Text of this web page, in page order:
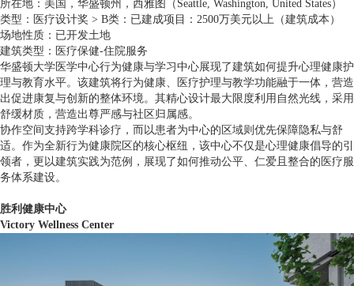
所在地：美国，华盛顿州，西雅图（Seattle, Washington, United States）
类型：医疗设计奖 > B类：已建成项目：2500万美元以上（建筑成本）
场地性质：已开发土地
建筑类型：医疗保健-住院服务
华盛顿大学医学中心行为健康与学习中心展现了建筑如何提升心理健康护
理与教育水平。该建筑将行为健康、医疗护理与教学功能融于一体，营造
出促进康复与创新的整体环境。其精心设计最大限度利用自然光线，采用
舒缓材质，营造出尊严感与社区归属感。
协作空间支持跨学科诊疗，而以患者为中心的区域则优先保障隐私与舒
适。作为全新行为健康院区的核心枢纽，该中心不仅是心理健康倡导的引
领者，更以建筑实践为范例，展现了如何推动公平、仁爱且整合的医疗服
务体系建设。
胜利健康中心
Victory Wellness Center